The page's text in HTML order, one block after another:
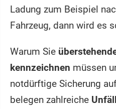
Ladung zum Beispiel
Fahrzeug, dann wird es
Warum Sie
kennzeichnen müssen
notdürftige Sicherung
belegen zahlreiche